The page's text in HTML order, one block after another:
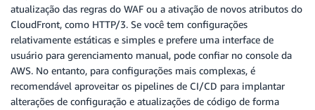
atualização das regras do WAF ou a ativação de novos atributos do
CloudFront, como HTTP/3. Se você tem configurações
relativamente estáticas e simples e prefere uma interface de
usuário para gerenciamento manual, pode confiar no console da
AWS. No entanto, para configurações mais complexas, é
recomendável aproveitar os pipelines de CI/CD para implantar
alterações de configuração e atualizações de código de forma